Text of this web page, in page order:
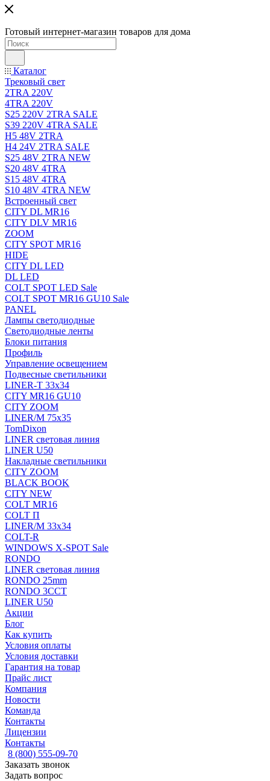
Готовый интернет-магазин товаров для дома
Каталог
Трековый свет
2TRA 220V
4TRA 220V
S25 220V 2TRA SALE
S39 220V 4TRA SALE
H5 48V 2TRA
H4 24V 2TRA SALE
S25 48V 2TRA NEW
S20 48V 4TRA
S15 48V 4TRA
S10 48V 4TRA NEW
Встроенный свет
CITY DL MR16
CITY DLV MR16
ZOOM
CITY SPOT MR16
HIDE
CITY DL LED
DL LED
COLT SPOT LED Sale
COLT SPOT MR16 GU10 Sale
PANEL
Лампы светодиодные
Светодиодные ленты
Блоки питания
Профиль
Управление освещением
Подвесные светильники
LINER-T 33x34
CITY MR16 GU10
CITY ZOOM
LINER/M 75х35
TomDixon
LINER световая линия
LINER U50
Накладные светильники
CITY ZOOM
BLACK BOOK
CITY NEW
COLT MR16
COLT П
LINER/М 33х34
COLT-R
WINDOWS X-SPOT Sale
RONDO
LINER световая линия
RONDO 25mm
RONDO 3CCT
LINER U50
Акции
Блог
Как купить
Условия оплаты
Условия доставки
Гарантия на товар
Прайс лист
Компания
Новости
Команда
Контакты
Лицензии
Контакты
8 (800) 555-09-70
Заказать звонок
Задать вопрос